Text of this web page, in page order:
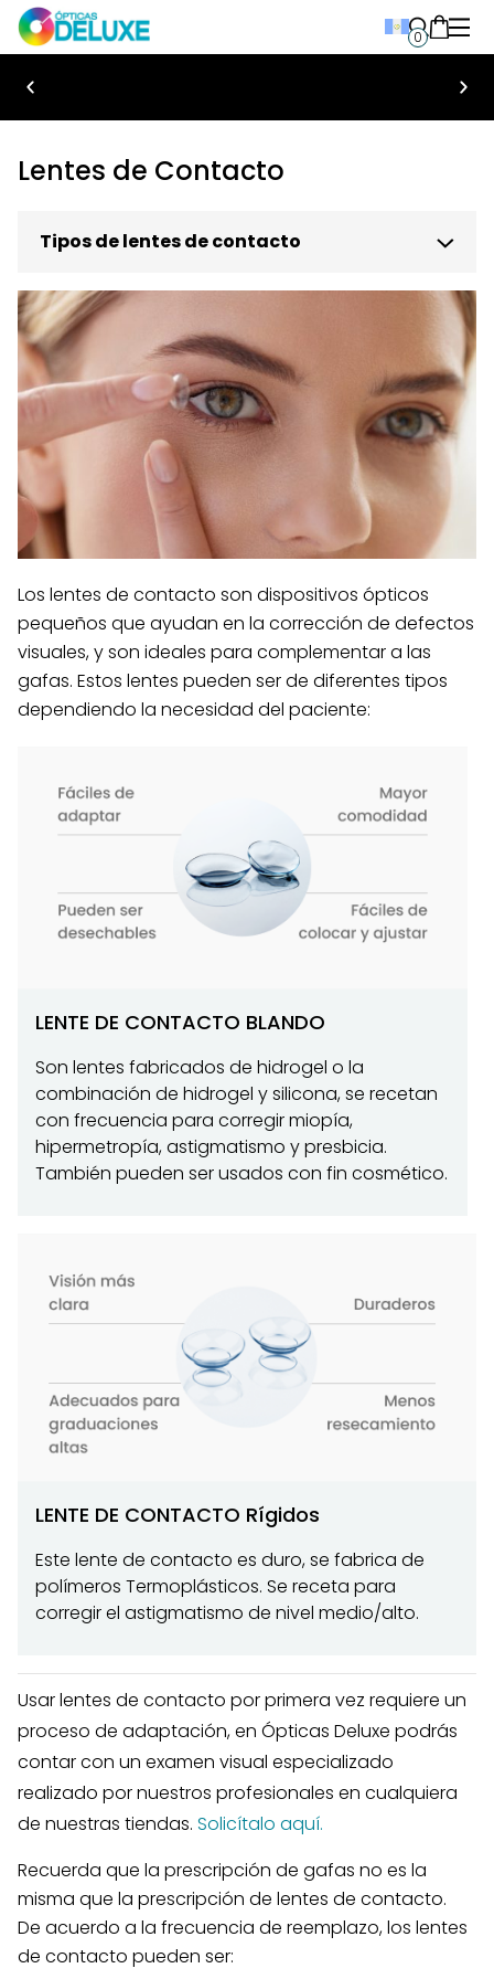
0
Bienvenido a Ópticas Deluxe
Lentes de Contacto
Tipos de lentes de contacto
Los lentes de contacto son dispositivos ópticos
pequeños que ayudan en la corrección de defectos
visuales, y son ideales para complementar a las
gafas. Estos lentes pueden ser de diferentes tipos
dependiendo la necesidad del paciente:
LENTE DE CONTACTO BLANDO
Son lentes fabricados de hidrogel o la
combinación de hidrogel y silicona, se recetan
con frecuencia para corregir miopía,
hipermetropía, astigmatismo y presbicia.
También pueden ser usados con fin cosmético.
LENTE DE CONTACTO Rígidos
Este lente de contacto es duro, se fabrica de
polímeros Termoplásticos. Se receta para
corregir el astigmatismo de nivel medio/alto.
Usar lentes de contacto por primera vez requiere un
proceso de adaptación, en Ópticas Deluxe podrás
contar con un examen visual especializado
realizado por nuestros profesionales en cualquiera
de nuestras tiendas. Solicítalo aquí.
Recuerda que la prescripción de gafas no es la
misma que la prescripción de lentes de contacto.
De acuerdo a la frecuencia de reemplazo, los lentes
de contacto pueden ser: